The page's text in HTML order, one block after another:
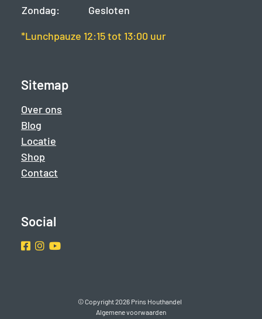
Zondag:
Gesloten
*Lunchpauze 12:15 tot 13:00 uur
Sitemap
Over ons
Blog
Locatie
Shop
Contact
Social
Facebook
Instragram
Youtube
© Copyright 2026 Prins Houthandel
Algemene voorwaarden